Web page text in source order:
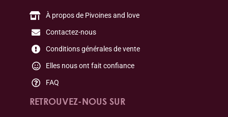
À propos de Pivoines and love
Contactez-nous
Conditions générales de vente
Elles nous ont fait confiance
FAQ
RETROUVEZ-NOUS SUR